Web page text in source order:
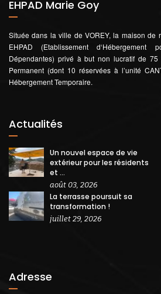
EHPAD Marie Goy
Située dans la ville de VOREY, la maison de
EHPAD (Etablissement d‘Hébergement
Dépendantes) privé à but non lucratif de 75
Permanent (dont 10 réservées à l’unité
Hébergement Temporaire.
Actualités
Un nouvel espace de vie
extérieur pour les résidents
et ...
août 03, 2026
La terrasse poursuit sa
transformation !
juillet 29, 2026
Adresse